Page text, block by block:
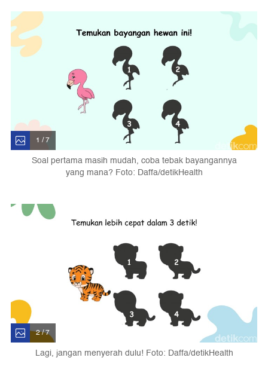
1 / 7
Soal pertama masih mudah, coba tebak bayangannya
yang mana? Foto: Daffa/detikHealth
2 / 7
Lagi, jangan menyerah dulu! Foto: Daffa/detikHealth